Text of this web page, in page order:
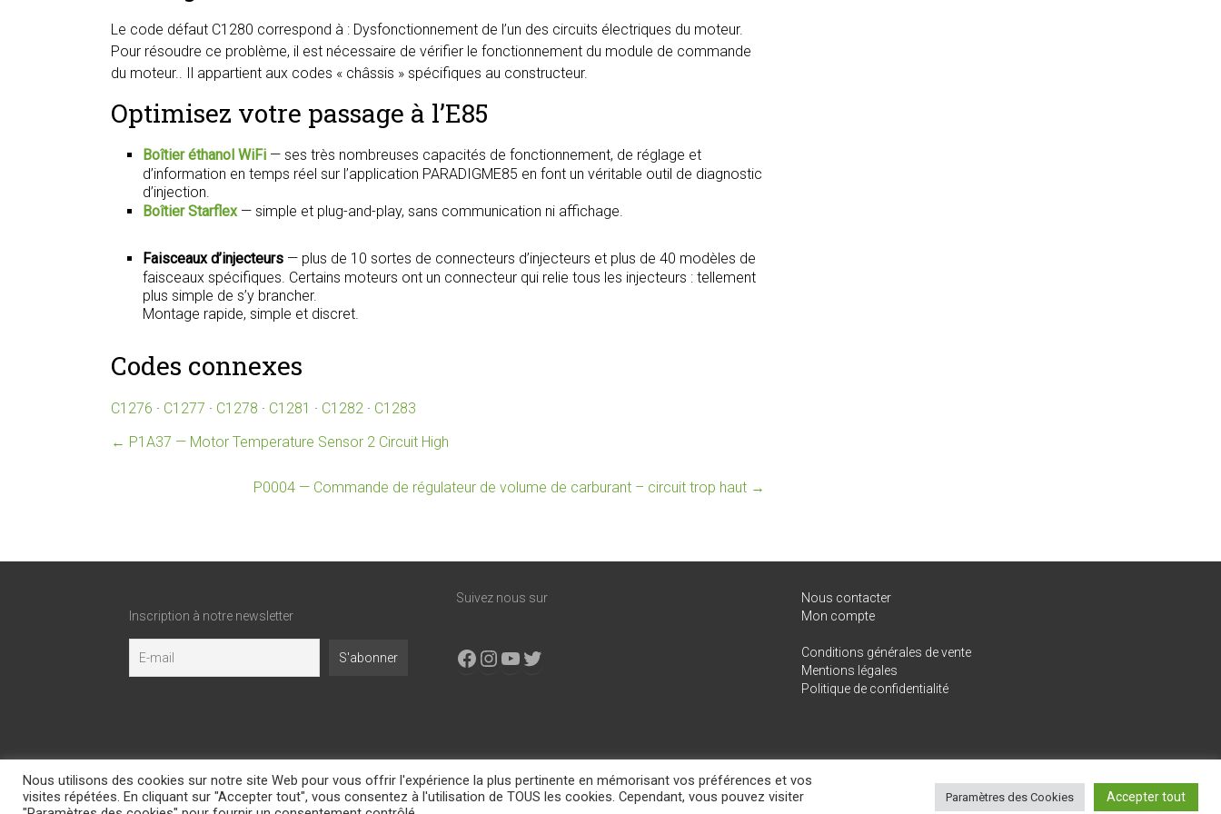
Le code défaut C1280 correspond à : Dysfonctionnement de l’un des circuits électriques du moteur.
Pour résoudre ce problème, il est nécessaire de vérifier le fonctionnement du module de commande
du moteur.. Il appartient aux codes « châssis » spécifiques au constructeur.
Optimisez votre passage à l’E85
Boîtier éthanol WiFi — ses très nombreuses capacités de fonctionnement, de réglage et
d’information en temps réel sur l’application PARADIGME85 en font un véritable outil de diagnostic
d’injection.
Boîtier Starflex— simple et plug-and-play, sans communication ni affichage.
Faisceaux d’injecteurs — plus de 10 sortes de connecteurs d’injecteurs et plus de 40 modèles de
faisceaux spécifiques. Certains moteurs ont un connecteur qui relie tous les injecteurs : tellement
plus simple de s’y brancher.
Montage rapide, simple et discret.
Codes connexes
C1276 · C1277 · C1278 · C1281 · C1282 · C1283
← P1A37 — Motor Temperature Sensor 2 Circuit High
P0004 — Commande de régulateur de volume de carburant – circuit trop haut →
Inscription à notre newsletter
Suivez nous sur
Facebook
Instagram
YouTube
X
Nous contacter
Mon compte
Conditions générales de vente
Mentions légales
Politique de confidentialité
Copyright © 2026Boitier-E85.com. All rights reserved.
Nous utilisons des cookies sur notre site Web pour vous offrir l'expérience la plus pertinente en mémorisant vos préférences et vos
visites répétées. En cliquant sur "Accepter tout", vous consentez à l'utilisation de TOUS les cookies. Cependant, vous pouvez visiter
Paramètres des Cookies Accepter tout